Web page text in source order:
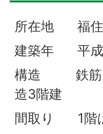
所在地 福住
建築年 平成
構造 鉄筋
造3階建
間取り 1階